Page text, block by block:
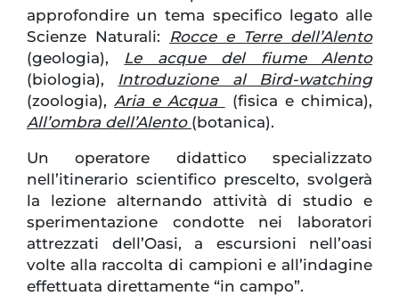
approfondire un tema specifico legato alle
Scienze Naturali: Rocce e Terre dell’Alento
(geologia), Le acque del fiume Alento
(biologia), Introduzione al Bird-watching
(zoologia),Aria e Acqua
(fisica e chimica),
All’ombra dell’Alento (botanica).
Un operatore didattico specializzato
nell’itinerario scientifico prescelto, svolgerà
la lezione alternando attività di studio e
sperimentazione condotte nei laboratori
attrezzati dell’Oasi, a escursioni nell’oasi
volte alla raccolta di campioni e all’indagine
effettuata direttamente “in campo”.